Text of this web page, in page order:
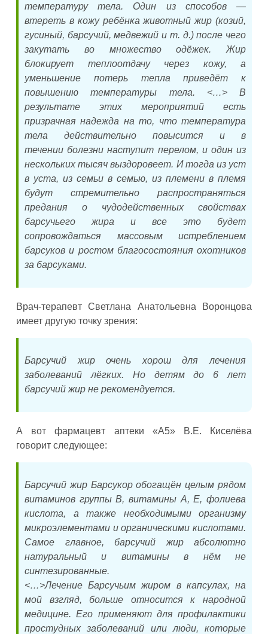
температуру тела. Один из способов —
втереть в кожу ребёнка животный жир (козий,
гусиный, барсучий, медвежий и т. д.) после чего
закутать во множество одёжек. Жир
блокирует теплоотдачу через кожу, а
уменьшение потерь тепла приведёт к
повышению температуры тела. <…> В
результате этих мероприятий есть
призрачная надежда на то, что температура
тела действительно повысится и в
течении болезни наступит перелом, и один из
нескольких тысяч выздоровеет. И тогда из уст
в уста, из семьи в семью, из племени в племя
будут стремительно распространяться
предания о чудодейственных свойствах
барсучьего жира и все это будет
сопровождаться массовым истреблением
барсуков и ростом благосостояния охотников
за барсуками.
Врач-терапевт Светлана Анатольевна Воронцова
имеет другую точку зрения:
Барсучий жир очень хорош для лечения
заболеваний лёгких. Но детям до 6 лет
барсучий жир не рекомендуется.
А вот фармацевт аптеки «А5» В.Е. Киселёва
говорит следующее:
Барсучий жир Барсукор обогащён целым рядом
витаминов группы В, витамины А, Е, фолиева
кислота, а также необходимыми организму
микроэлементами и органическими кислотами.
Самое главное, барсучий жир абсолютно
натуральный и витамины в нём не
синтезированные.
<…>Лечение Барсучьим жиром в капсулах, на
мой взгляд, больше относится к народной
медицине. Его применяют для профилактики
простудных заболеваний или люди, которые